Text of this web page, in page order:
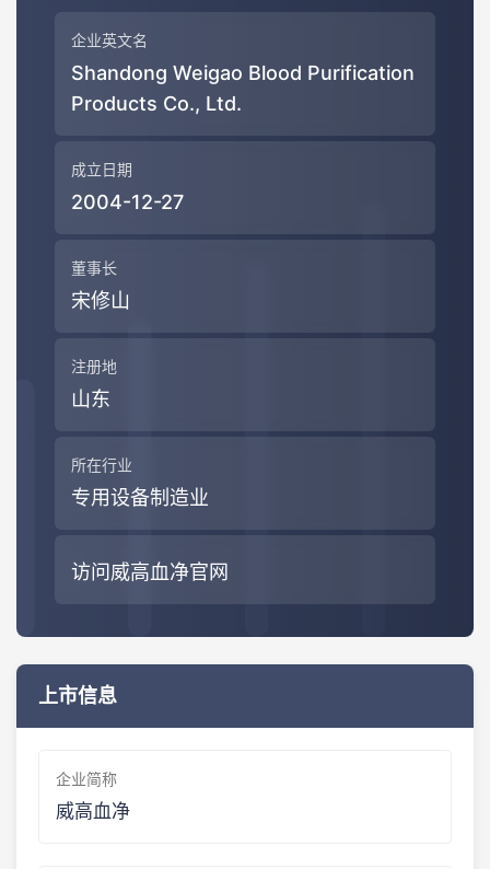
企业英文名
Shandong Weigao Blood Purification
Products Co., Ltd.
成立日期
2004-12-27
董事长
宋修山
注册地
山东
所在行业
专用设备制造业
访问威高血净官网
上市信息
企业简称
威高血净